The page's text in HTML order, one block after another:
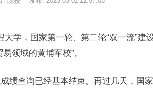
学，国家第一轮、第二轮“双一流”建
领域的黄埔军校”。
绩查询已经基本结束。再过几天，国